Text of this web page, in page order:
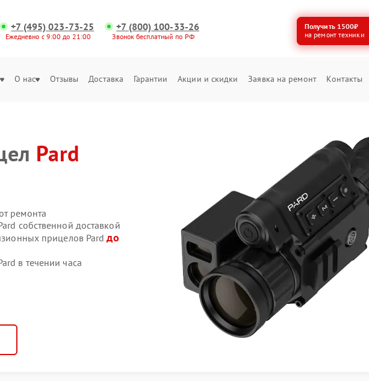
+7 (495) 023-73-25
Ежедневно с 9:00 до 21:00
+7 (800) 100-33-26
Звонок бесплатный по РФ
Получить 1500₽
на ремонт техники
О нас Отзывы Доставка Гарантии Акции и скидки Заявка на ремонт Контакты
Pard
ремонта
собственной доставкой
прицелов Pardдо
в течении часа